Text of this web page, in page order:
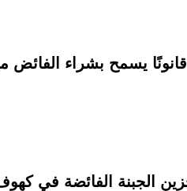
الجبنة الفائضة